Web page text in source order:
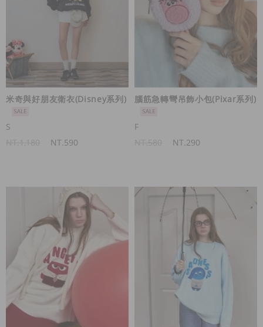
米奇與好朋友衛衣(Disney系列)
S
NT.590
腦筋急轉彎吊飾小包(Pixar系列)
F
NT.290